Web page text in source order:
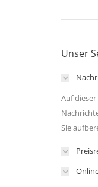
Unser
Auf
Sie